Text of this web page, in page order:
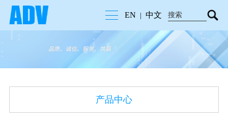
EN 中文
产品中心